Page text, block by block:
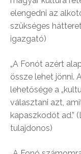
elengedni az
szükséges
igazgató)
„A Fonót azért
össze lehet jönni.
lehetősége a
választani azt,
kapaszkodót ad.”
tulajdonos)